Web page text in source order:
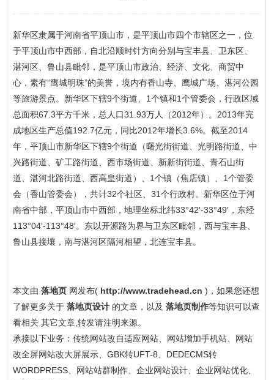
新华区隶属于河南省平顶山市，是平顶山市四个市辖区之一，位
于平顶山市中西部，自北沿顺时针方向分别与宝丰县、卫东区、
湛河区、鲁山县毗邻，是平顶山市政治、经济、文化、商贸中
心，素有“鹰城明珠”的美誉，境内有香山寺、鹰城广场、湛河公园
等旅游景点。新华区下辖9个街道、1个镇和1个管委会，行政区域
总面积67.3平方千米，总人口31.93万人（2012年）。2013年完
成地区生产总值192.7亿元，同比2012年增长3.6%。截至2014
年，平顶山市新华区下辖9个街道（曙光街街道、光明路街道、中
兴路街道、矿工路街道、西市场街道、新新街街道、青石山街
道、湛河北路街道、西高皇街道）、1个镇（焦店镇）、1个管委
会（香山管委会），共计32个社区、31个行政村。新华区位于河
南省中部，平顶山市中西部，地理坐标北纬33°42′-33°49′，东经
113°04′-113°48′。东以开源路为界与卫东区毗邻，西与宝丰县、
鲁山县接壤，南与湛河区隔河相望，北连宝丰县。
本文由 落地页 网发布( http://www.tradehead.cn )，如果您还想
了解更多关于 落地页设计 的文章，以及 落地页制作等知识可以查
看相关 其它文章,转发请注明来源。
承接以下业务：传统网站改自适应网站、网站增加手机站、网站
改全屏网站改大屏展示、GBK转UFT-8、DEDECMS转
WORDPRESS、网站站群制作、企业网站设计、企业网站优化、